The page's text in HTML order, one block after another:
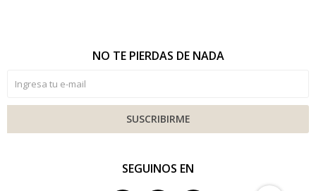
SEGUINOS EN
NO TE PIERDAS DE NADA
SUSCRIBIRME